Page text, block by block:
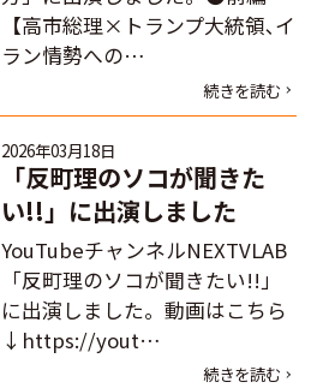
【高市総理×トランプ大統領､イ
ラン情勢への…
続きを読む
2026年03月18日
「反町理のソコが聞きた
い!!」に出演しました
YouTubeチャンネルNEXTVLAB
「反町理のソコが聞きたい!!」
に出演しました。動画はこちら
↓https://yout…
続きを読む